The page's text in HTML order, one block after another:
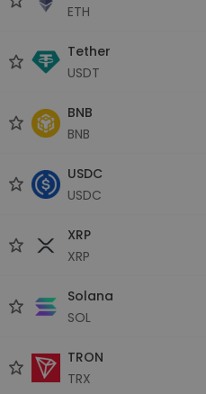
ETH
Tether
USDT
BNB
BNB
USDC
USDC
XRP
XRP
Solana
SOL
TRON
TRX